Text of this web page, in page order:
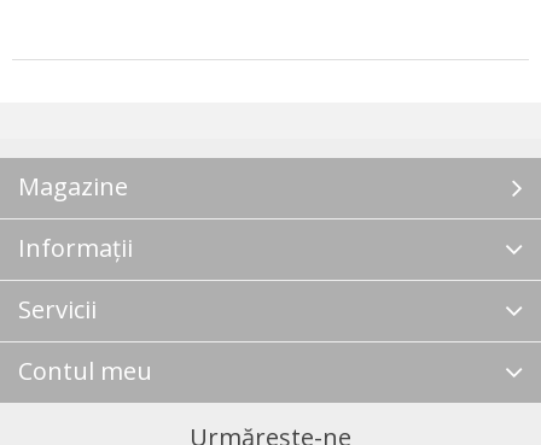
Magazine
Informații
Servicii
Contul meu
Urmărește-ne